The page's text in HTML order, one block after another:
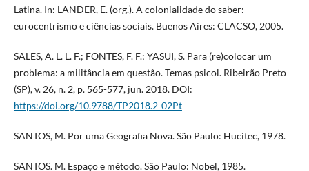
Latina. In: LANDER, E. (org.). A colonialidade do saber:
eurocentrismo e ciências sociais. Buenos Aires: CLACSO, 2005.
SALES, A. L. L. F.; FONTES, F. F.; YASUI, S. Para (re)colocar um
problema: a militância em questão. Temas psicol. Ribeirão Preto
(SP), v. 26, n. 2, p. 565-577, jun. 2018. DOI:
https://doi.org/10.9788/TP2018.2-02Pt
SANTOS, M. Por uma Geografia Nova. São Paulo: Hucitec, 1978.
SANTOS. M. Espaço e método. São Paulo: Nobel, 1985.